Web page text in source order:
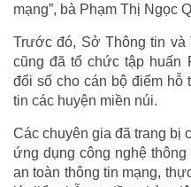
mạng”, bà Phạm Thị Ngọc
Trước đó, Sở Thông tin và
cũng đã tổ chức tập huấn
đổi số cho cán bộ điểm hỗ
tin các huyện miền núi.
Các chuyên gia đã trang bị
ứng dụng công nghệ
an toàn thông tin mạng,